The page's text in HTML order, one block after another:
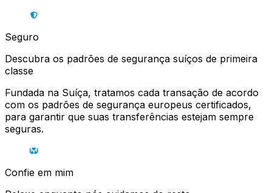
Seguro
Descubra os padrões de segurança suíços de primeira
classe
Fundada na Suíça, tratamos cada transação de acordo
com os padrões de segurança europeus certificados,
para garantir que suas transferências estejam sempre
seguras.
Confie em mim